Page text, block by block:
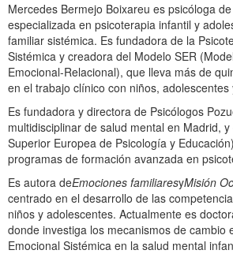
Mercedes Bermejo Boixareu es psicóloga
especializada en psicoterapia infantil y
familiar sistémica. Es fundadora de la
Sistémica y creadora del Modelo SER
Emocional-Relacional), que lleva más de
en el trabajo clínico con niños, adolescentes
Es fundadora y directora de Psicólogos
multidisciplinar de salud mental en Madrid,
Superior Europea de Psicología y
programas de formación avanzada en
Es autora deEmociones familiaresyMisión
centrado en el desarrollo de las
niños y adolescentes. Actualmente es
donde investiga los mecanismos de cambio
Emocional Sistémica en la salud mental